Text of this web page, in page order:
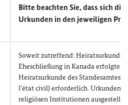
Bitte beachten Sie, dass sich
Urkunden in den jeweiligen
Soweit zutreffend: Heiratsurkunde
Eheschließung in Kanada erfolgte,
Heiratsurkunde des Standesamtes
l’état civil) erforderlich. Urkunden,
religiösen Institutionen ausgestellt